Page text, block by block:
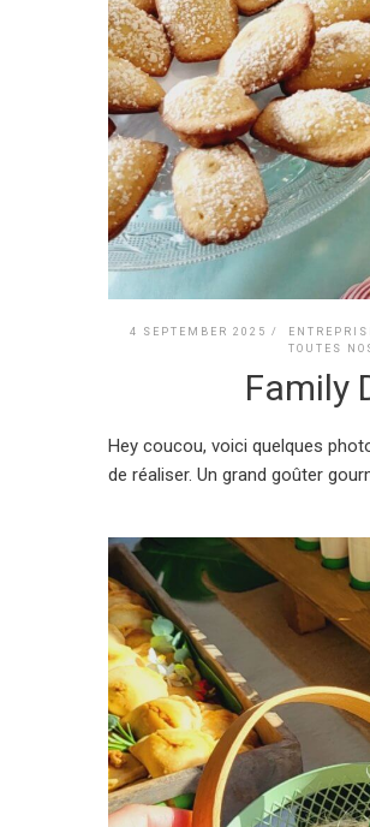
4 SEPTEMBER 2025 /
TOUTES
Family
Hey coucou, voici quelques
de réaliser. Un grand goûter